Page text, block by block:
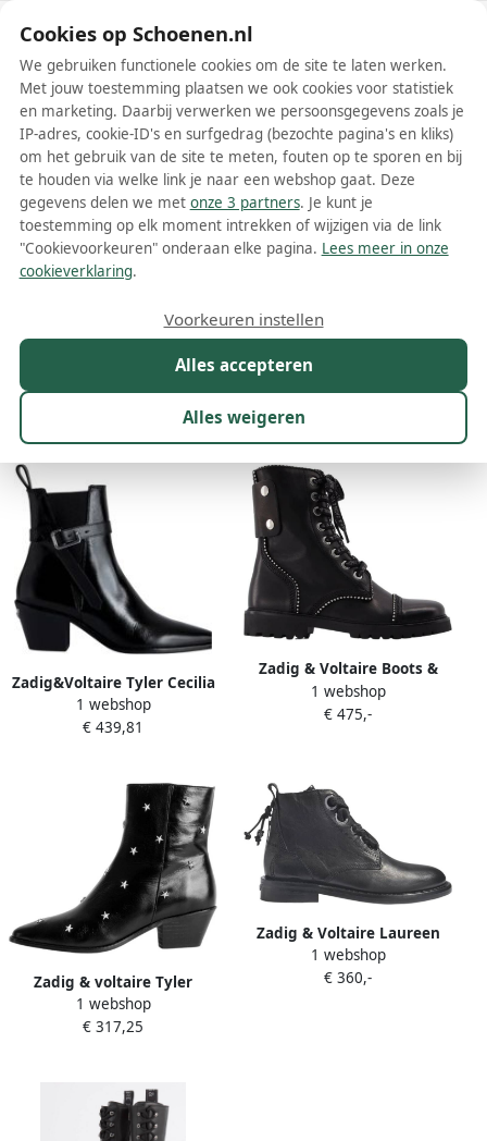
Schoenen.nl
Wis filters Alle filters
Zadig & Voltaire dames boots
Meer lezen
Kleur Prijs
20 resultaten:
Zadig&Voltaire Tyler Cecilia
Vintage enkellaarsje van
leer
1 webshop
€ 439,81
Zadig & Voltaire Boots &
laarzen Joe Smooth Cowskin
& Studs Pipping in zwart
1 webshop
€ 475,-
Zadig & voltaire Tyler
Vintage Stars Ankle boots
Black
1 webshop
€ 317,25
Zadig & Voltaire Laureen
Roma Ankle Boots in Black
Leather Zwart Dames
1 webshop
€ 360,-
Cookies op Schoenen.nl
We gebruiken functionele cookies om de site te laten werken.
Met jouw toestemming plaatsen we ook cookies voor statistiek
en marketing. Daarbij verwerken we persoonsgegevens zoals je
IP-adres, cookie-ID's en surfgedrag (bezochte pagina's en kliks)
om het gebruik van de site te meten, fouten op te sporen en bij
te houden via welke link je naar een webshop gaat. Deze
gegevens delen we met onze 3 partners. Je kunt je
toestemming op elk moment intrekken of wijzigen via de link
"Cookievoorkeuren" onderaan elke pagina. Lees meer in onze
cookieverklaring.
Alles accepteren
Alles weigeren
Voorkeuren instellen